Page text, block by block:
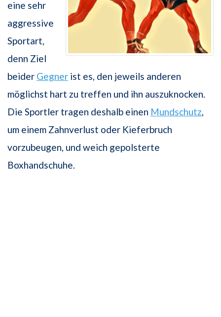
eine sehr
aggressive
Sportart,
denn Ziel
beider Gegner ist es, den jeweils anderen
möglichst hart zu treffen und ihn auszuknocken.
Die Sportler tragen deshalb einen Mundschutz,
um einem Zahnverlust oder Kieferbruch
vorzubeugen, und weich gepolsterte
Boxhandschuhe.